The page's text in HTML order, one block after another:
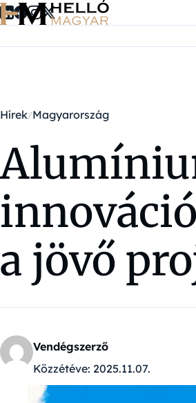
Ugrás a tartalomra
Hírek Magyarország
a jövő
Vendégszerző
Közzétéve: 2025.11.07.